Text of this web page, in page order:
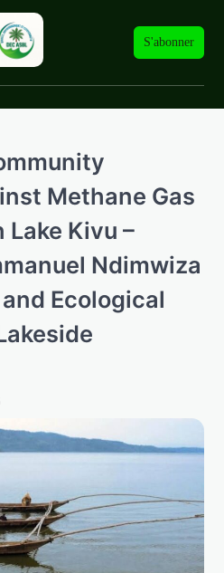
S'abonner
Methane Gas
Kivu –
Ndimwiza
Ecological